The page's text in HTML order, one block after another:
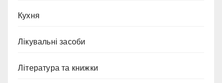
Кухня
Лікувальні засоби
Література та книжки